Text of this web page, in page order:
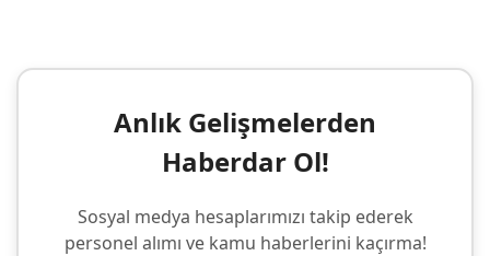
Anlık Gelişmelerden
Haberdar Ol!
Sosyal medya hesaplarımızı takip ederek
personel alımı ve kamu haberlerini kaçırma!